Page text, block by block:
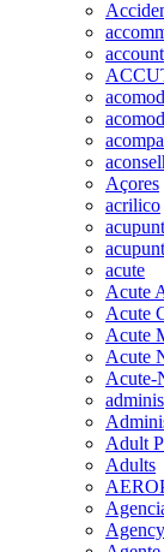
account
Açores
acrilico
acute
Acute
Acute
Acute
Acute
Acute-
Adult
Adults